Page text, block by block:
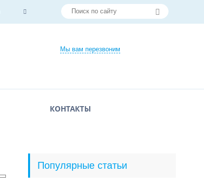
Мы вам перезвоним
КОНТАКТЫ
Популярные статьи